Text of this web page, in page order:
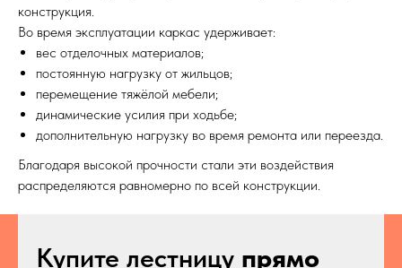
конструкция.
Во время эксплуатации каркас удерживает:
вес отделочных материалов;
постоянную нагрузку от жильцов;
перемещение тяжёлой мебели;
динамические усилия при ходьбе;
дополнительную нагрузку во время ремонта или переезда.
Благодаря высокой прочности стали эти воздействия
распределяются равномерно по всей конструкции.
Купите лестницу прямо
Сделано в